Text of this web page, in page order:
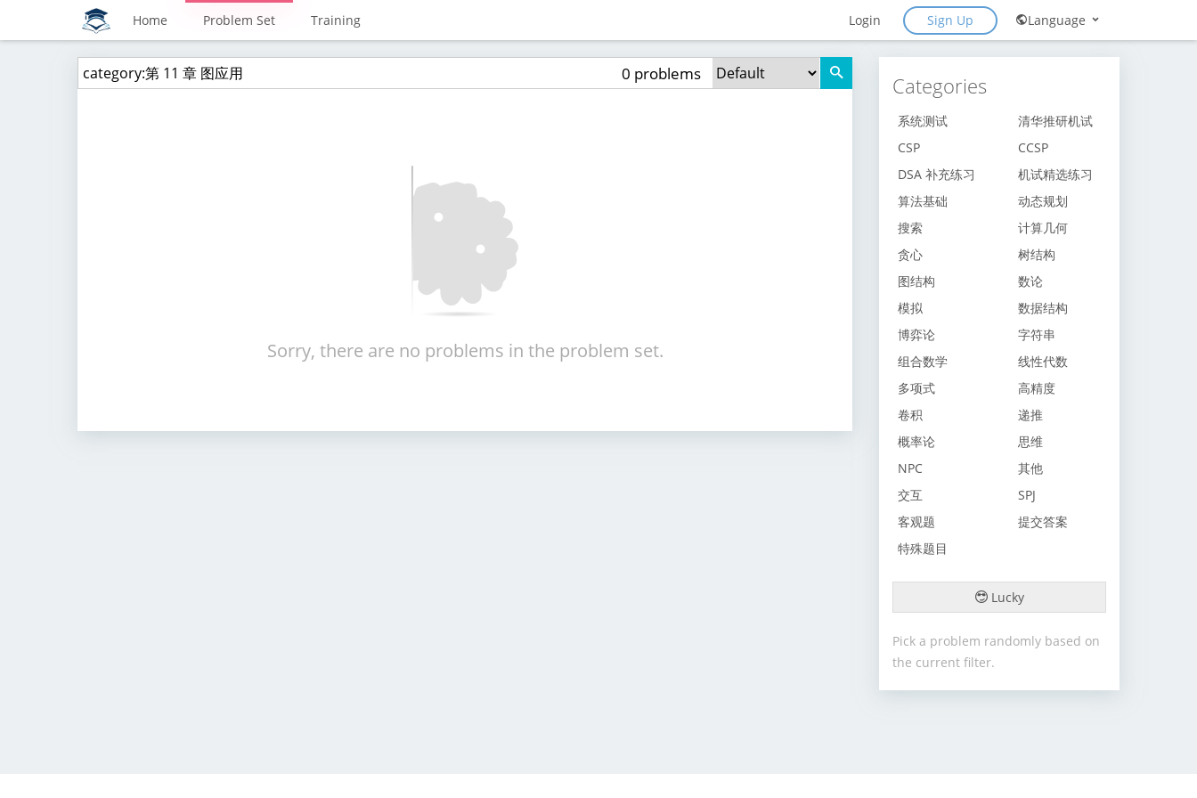
Home Problem Set Training Login Sign Up Language
0 problems
Sorry, there are no problems in the problem set.
Categories
系统测试
清华推研机试
CSP
CCSP
DSA 补充练习
机试精选练习
算法基础
动态规划
搜索
计算几何
贪心
树结构
图结构
数论
模拟
数据结构
博弈论
字符串
组合数学
线性代数
多项式
高精度
卷积
递推
概率论
思维
NPC
其他
交互
SPJ
客观题
提交答案
特殊题目
Lucky
Pick a problem randomly based on
the current filter.